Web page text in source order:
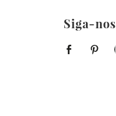
Siga-nos